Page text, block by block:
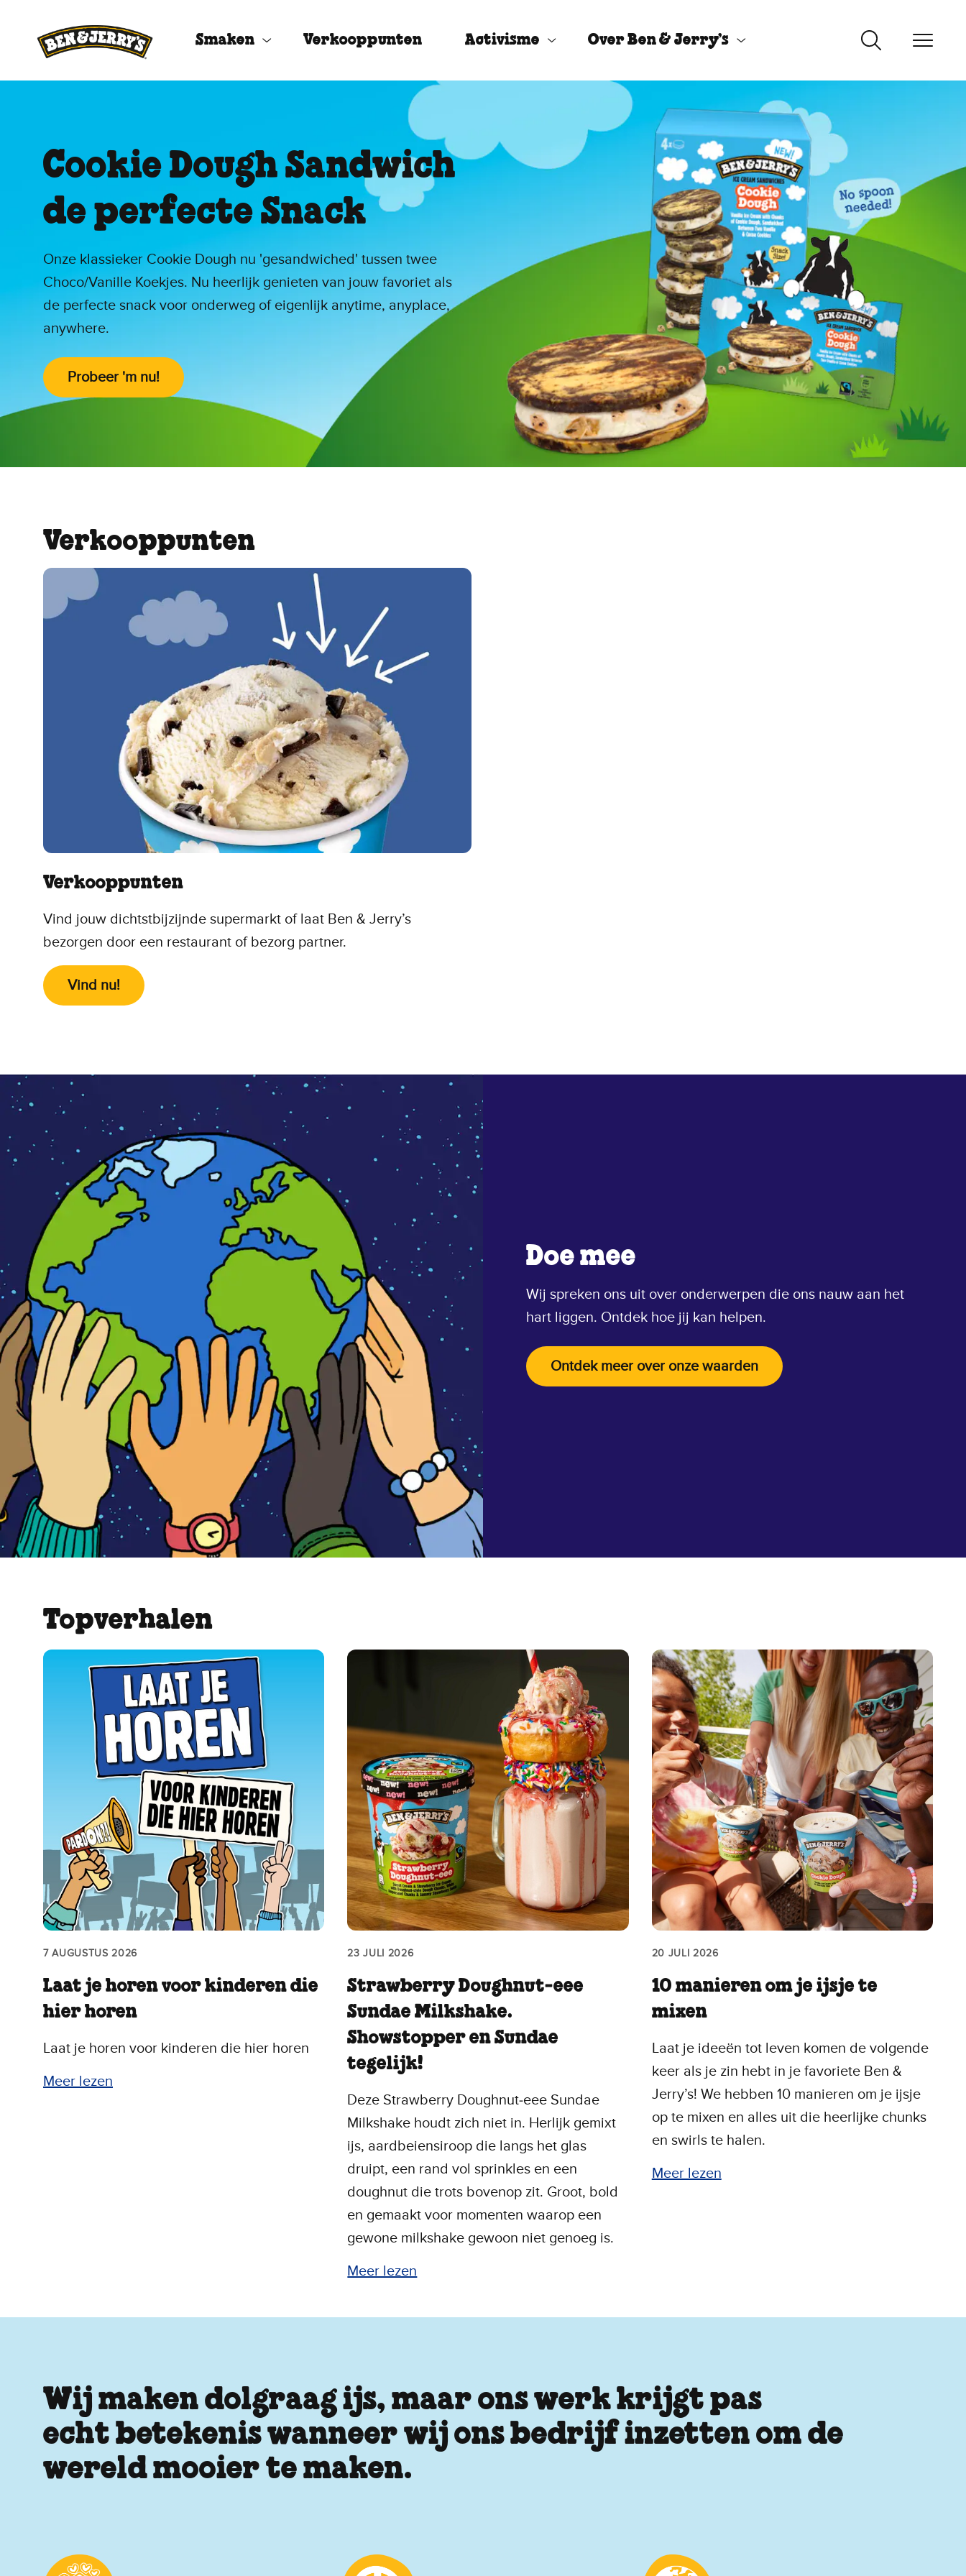
Smaken Verkooppunten Activisme Over Ben & Jerry’s
Cookie Dough Sandwich
de perfecte Snack
Onze klassieker Cookie Dough nu 'gesandwiched' tussen twee
Choco/Vanille Koekjes. Nu heerlijk genieten van jouw favoriet als
de perfecte snack voor onderweg of eigenlijk anytime, anyplace,
anywhere.
Probeer 'm nu!
Verkooppunten
Verkooppunten
Vind jouw dichtstbijzijnde supermarkt of laat Ben & Jerry’s
bezorgen door een restaurant of bezorg partner.
Vind nu!
Doe mee
Wij spreken ons uit over onderwerpen die ons nauw aan het
hart liggen. Ontdek hoe jij kan helpen.
Ontdek meer over onze waarden
Topverhalen
7 AUGUSTUS 2026
Laat je horen voor kinderen die
hier horen
Laat je horen voor kinderen die hier horen
Meer lezen
23 JULI 2026
Strawberry Doughnut‑eee
Sundae Milkshake.
Showstopper en Sundae
tegelijk!
Deze Strawberry Doughnut‑eee Sundae
Milkshake houdt zich niet in. Herlijk gemixt
ijs, aardbeiensiroop die langs het glas
druipt, een rand vol sprinkles en een
doughnut die trots bovenop zit. Groot, bold
en gemaakt voor momenten waarop een
gewone milkshake gewoon niet genoeg is.
Meer lezen
20 JULI 2026
10 manieren om je ijsje te
mixen
Laat je ideeën tot leven komen de volgende
keer als je zin hebt in je favoriete Ben &
Jerry’s! We hebben 10 manieren om je ijsje
op te mixen en alles uit die heerlijke chunks
en swirls te halen.
Meer lezen
Wij maken dolgraag ijs, maar ons werk krijgt pas
echt betekenis wanneer wij ons bedrijf inzetten om de
wereld mooier te maken.